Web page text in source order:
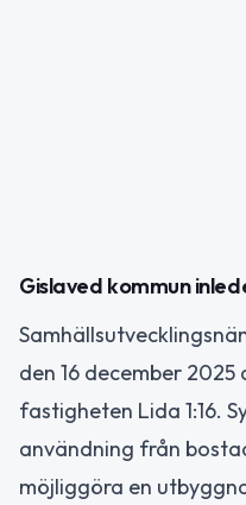
Gislaved kommun
den 16 december
fastigheten Lida 1:16.
användning från
möjliggöra en